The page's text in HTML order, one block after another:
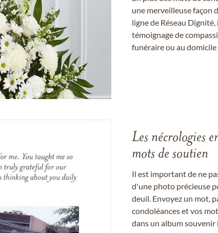
une merveilleuse façon
ligne de Réseau
témoignage de
funéraire ou au domicile
Les nécrologies
mots de soutien
Il est important de ne
d'une photo précieuse
deuil. Envoyez un mot,
condoléances et vos
dans un album